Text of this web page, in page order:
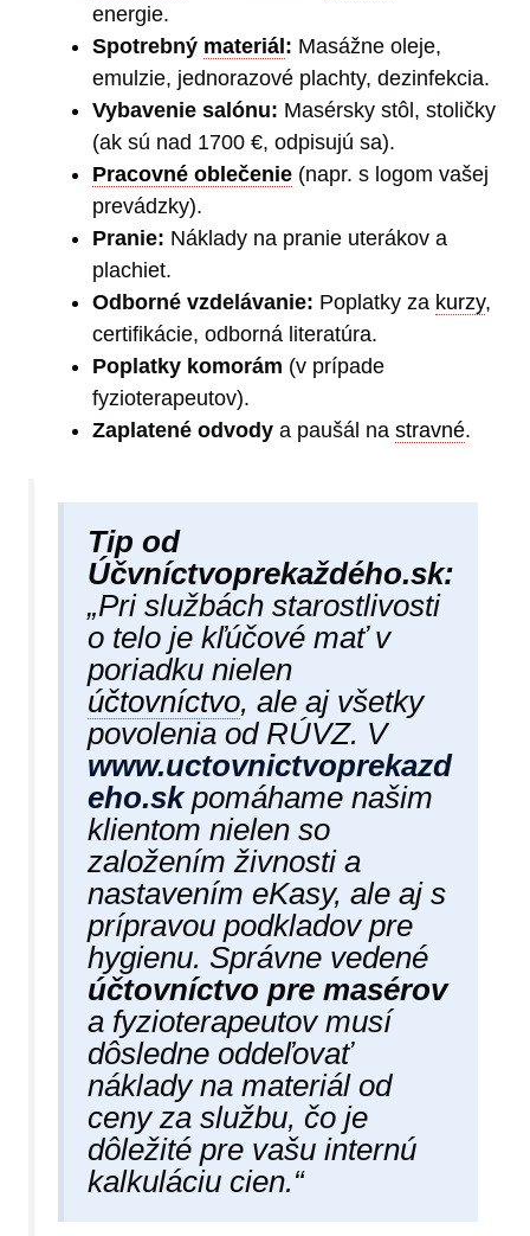
energie.
Spotrebný materiál: Masážne oleje,
emulzie, jednorazové plachty, dezinfekcia.
Vybavenie salónu: Masérsky stôl, stoličky
(ak sú nad 1700 €, odpisujú sa).
Pracovné oblečenie (napr. s logom vašej
prevádzky).
Pranie: Náklady na pranie uterákov a
plachiet.
Odborné vzdelávanie: Poplatky za kurzy,
certifikácie, odborná literatúra.
Poplatky komorám (v prípade
fyzioterapeutov).
Zaplatené odvody a paušál na stravné.
Tip od
Účvníctvoprekaždéh​o.sk:
„Pri službách starostlivosti
o telo je kľúčové mať v
poriadku nielen
účtovníctvo, ale aj všetky
povolenia od RÚVZ. V
www.uctovnictvoprekazd
eho.skpomáhame našim
klientom nielen so
založením živnosti a
nastavením eKasy, ale aj s
prípravou podkladov pre
hygienu. Správne vedené
účtovníctvo pre masérov
a fyzioterapeutov musí
dôsledne oddeľovať
náklady na materiál od
ceny za službu, čo je
dôležité pre vašu internú
kalkuláciu cien.“